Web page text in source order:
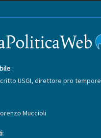
:
USGI, direttore pro tempore
Muccioli
: